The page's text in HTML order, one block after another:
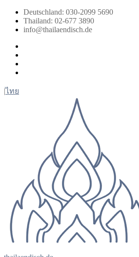
Zum
Inhalt
springen
Deutschland: 030-2099 5690
Thailand: 02-677 3890
info@thailaendisch.de
|ไทย